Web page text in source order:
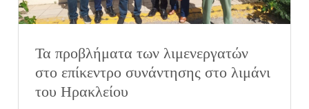
Τα προβλήματα των λιμενεργατών
στο επίκεντρο συνάντησης στο λιμάνι
του Ηρακλείου